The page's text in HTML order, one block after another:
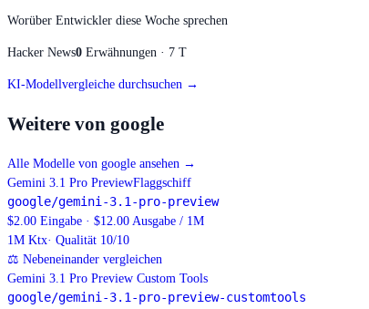
Worüber Entwickler diese Woche sprechen
Hacker News0 Erwähnungen · 7 T
KI-Modellvergleiche durchsuchen →
Weitere von google
Alle Modelle von google ansehen →
Gemini 3.1 Pro PreviewFlaggschiff
google/gemini-3.1-pro-preview
$2.00 Eingabe · $12.00 Ausgabe / 1M
1M Ktx· Qualität 10/10
⚖ Nebeneinander vergleichen
Gemini 3.1 Pro Preview Custom Tools
google/gemini-3.1-pro-preview-customtools